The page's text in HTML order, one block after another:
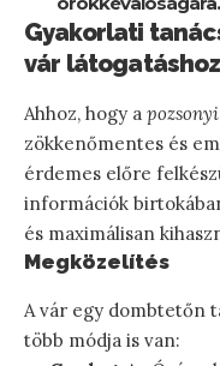
Gyakorlati
vár látogatáshoz
Ahhoz, hogy a
zökkenőmentes és
érdemes előre
információk
és maximálisan
Megközelítés
A vár egy dombtetőn
több módja is van: